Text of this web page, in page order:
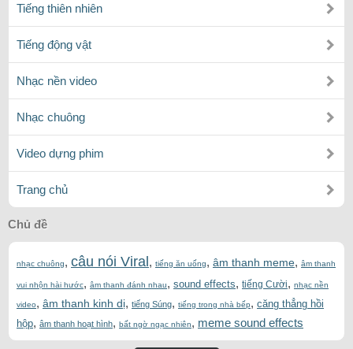
Tiếng thiên nhiên
Tiếng động vật
Nhạc nền video
Nhạc chuông
Video dựng phim
Trang chủ
Chủ đề
nhạc chuông, câu nói Viral , tiếng ăn uống, âm thanh meme, âm thanh
vui nhộn hài hước, âm thanh đánh nhau, sound effects, tiếng Cười, nhạc nền
video, âm thanh kinh dị, tiếng Súng, tiếng trong nhà bếp, căng thẳng hồi
hộp, âm thanh hoạt hình, bất ngờ ngạc nhiên, meme sound effects